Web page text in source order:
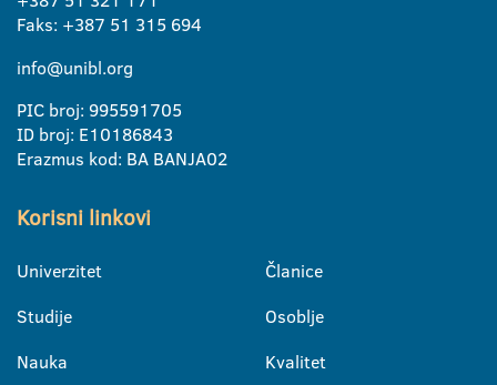
Faks: +387 51 315 694
info@unibl.org
PIC broj: 995591705
ID broj: E10186843
Erazmus kod: BA BANJA02
Korisni linkovi
Univerzitet
Studije
Nauka
Članice
Osoblje
Kvalitet